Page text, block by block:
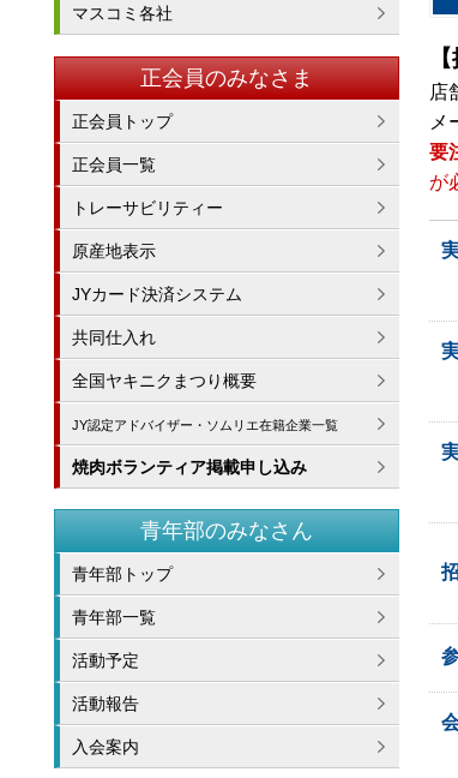
店
メ
要
が
マスコミ各社
正会員のみなさま
正会員トップ
正会員一覧
トレーサビリティー
原産地表示
JYカード決済システム
共同仕入れ
全国ヤキニクまつり概要
JY認定アドバイザー・ソムリエ在籍企業一覧
焼肉ボランティア掲載申し込み
青年部のみなさん
青年部トップ
青年部一覧
活動予定
活動報告
入会案内